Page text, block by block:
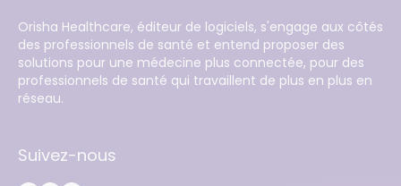
Orisha Healthcare, éditeur de logiciels, s'engage aux côtés
des professionnels de santé et entend proposer des
solutions pour une médecine plus connectée, pour des
professionnels de santé qui travaillent de plus en plus en
réseau.
Suivez-nous